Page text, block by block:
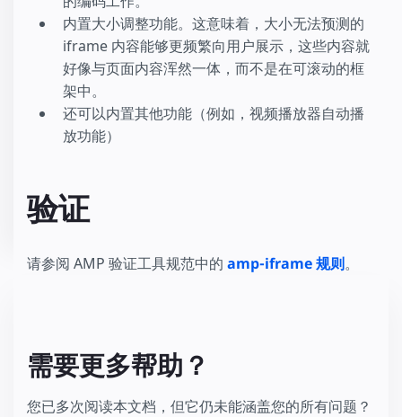
内置大小调整功能。这意味着，大小无法预测的
iframe 内容能够更频繁向用户展示，这些内容就
好像与页面内容浑然一体，而不是在可滚动的框
架中。
还可以内置其他功能（例如，视频播放器自动播
放功能）
验证
请参阅 AMP 验证工具规范中的 amp-iframe 规则。
需要更多帮助？
您已多次阅读本文档，但它仍未能涵盖您的所有问题？